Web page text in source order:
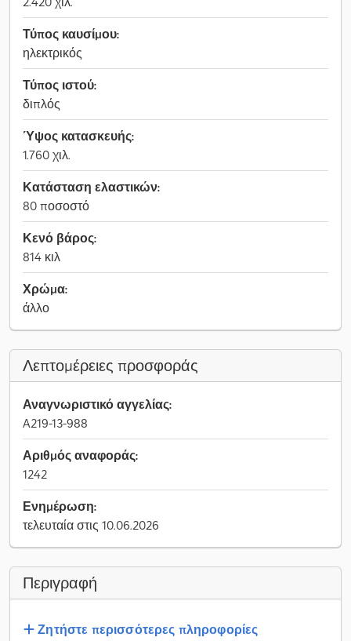
Τύπος καυσίμου:
ηλεκτρικός
Τύπος ιστού:
διπλός
Ύψος κατασκευής:
1.760 χιλ.
Κατάσταση ελαστικών:
80 ποσοστό
Κενό βάρος:
814 κιλ
Χρώμα:
άλλο
Λεπτομέρειες προσφοράς
Αναγνωριστικό αγγελίας:
A219-13-988
Αριθμός αναφοράς:
1242
Ενημέρωση:
τελευταία στις 10.06.2026
Περιγραφή
Ζητήστε περισσότερες πληροφορίες